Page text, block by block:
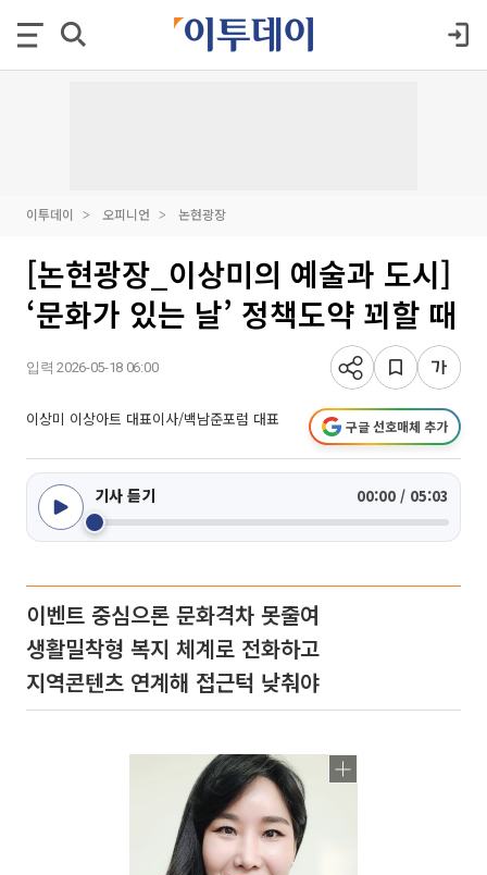
이투데이 오피니언 논현광장
[논현광장_이상미의 예술과 도시]
‘문화가 있는 날’ 정책도약 꾀할 때
입력 2026-05-18 06:00
이상미 이상아트 대표이사/백남준포럼 대표 구글 선호매체 추가
기사 듣기 00:00 / 05:03
이벤트 중심으론 문화격차 못줄여
생활밀착형 복지 체계로 전화하고
지역콘텐츠 연계해 접근턱 낮춰야